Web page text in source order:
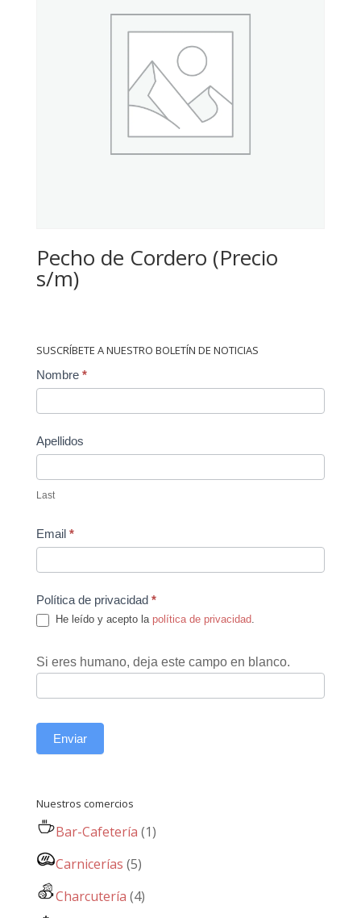
Pecho de Cordero (Precio
s/m)
SUSCRÍBETE A NUESTRO BOLETÍN DE NOTICIAS
Contact
Nombre *
Apellidos
Last
Email *
Política de privacidad *
He leído y acepto la política de privacidad
Si eres humano, deja este campo en blanco.
Enviar
Nuestros comercios
Bar-Cafetería (1)
Carnicerías (5)
Charcutería (4)